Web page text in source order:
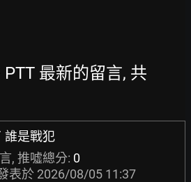
最新的留言, 共
誰是戰犯
, 推噓總分: 0
表於 2026/08/05 11:37